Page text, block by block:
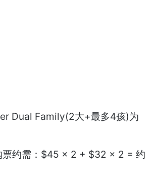
Dual Family(2大+最多4孩)为
票约需：$45 × 2 + $32 × 2 = 约